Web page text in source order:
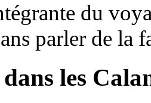
du
parler de la
les